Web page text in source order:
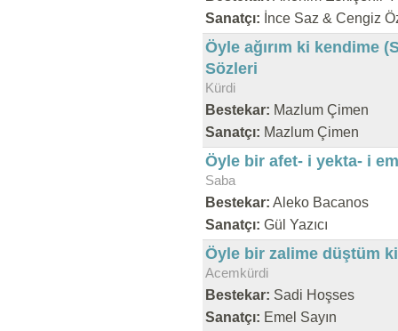
Sanatçı: İnce Saz & Cengiz
Öyle ağırım ki kendime
Sözleri
Kürdi
Bestekar: Mazlum Çimen
Sanatçı: Mazlum Çimen
Öyle bir afet- i yekta- i
Saba
Bestekar: Aleko Bacanos
Sanatçı: Gül Yazıcı
Öyle bir zalime düştüm
Acemkürdi
Bestekar: Sadi Hoşses
Sanatçı: Emel Sayın